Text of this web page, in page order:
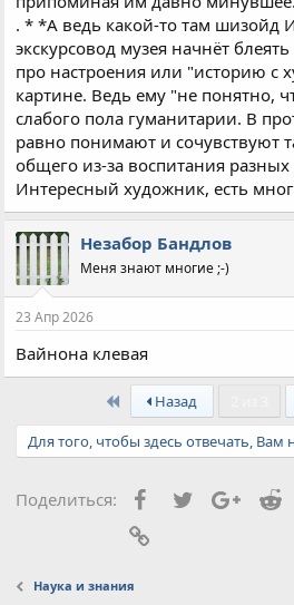
. * *А ведь какой-то там
экскурсовод музея начнёт
про настроения или "историю с
картине. Ведь ему "не понятно,
слабого пола гуманитарии. В
равно понимают и сочувствуют
общего из-за воспитания разных
Интересный художник, есть
Незабор Бандлов
Меня знают многие ;-)
23 Апр 2026
Вайнона клевая
First Назад
Для того, чтобы здесь отвечать,
Поделиться: Facebook
Twitter
Наука и знания